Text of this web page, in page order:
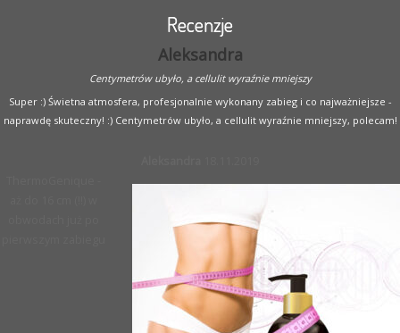
Recenzje
Aleksandra
Centymetrów ubyło, a cellulit wyraźnie mniejszy
Super :) Świetna atmosfera, profesjonalnie wykonany zabieg i co najważniejsze -
naprawdę skuteczny! :) Centymetrów ubyło, a cellulit wyraźnie mniejszy, polecam!